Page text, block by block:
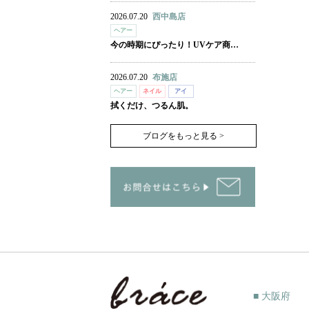
2026.07.20 西中島店
ヘアー
今の時期にぴったり！UVケア商…
2026.07.20 布施店
ヘアー ネイル アイ
拭くだけ、つるん肌。
ブログをもっと見る >
■ 大阪府